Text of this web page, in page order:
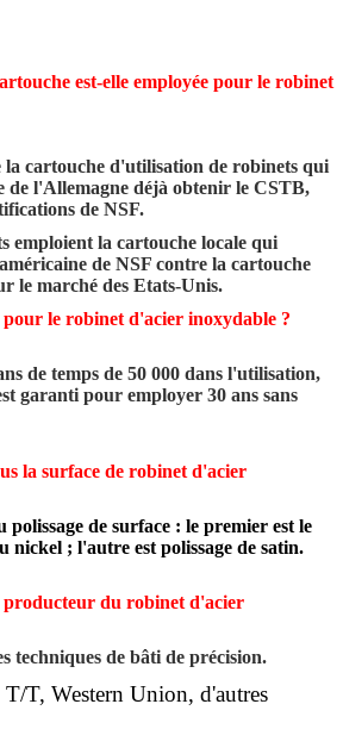
est-elle employée pour le robinet
la cartouche d'utilisation de robinets qui
de l'Allemagne déjà obtenir le CSTB,
de NSF.
emploient la cartouche locale qui
de NSF contre la cartouche
le marché des Etats-Unis.
le robinet d'acier inoxydable ?
de temps de 50 000 dans l'utilisation,
garanti pour employer 30 ans sans
la surface de robinet d'acier
polissage de surface : le premier est le
nickel ; l'autre est polissage de satin.
producteur du robinet d'acier
techniques de bâti de précision.
T, Western Union, d'autres